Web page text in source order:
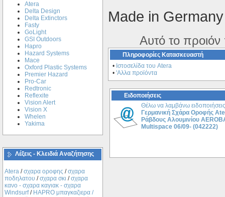
Atera
Delta Design
Delta Extinctors
Fasty
GoLight
GSI Outdoors
Hapro
Hazard Systems
Mace
Oxford Plastic Systems
Premier Hazard
Pro-Car
Redtronic
Reflexite
Vision Alert
Vision X
Whelen
Yakima
Λέξεις - Κλειδιά Αναζήτησης
Atera /σχαρα οροφης /σχαρα
ποδηλατου /σχαρα σκι /σχαρα
κανο - σχαρα καγιακ - σχαρα
Windsurf/ ΗΑPRO μπαγκαζιερα /
Made in Germany
Αυτό το
Πληροφορίες Κατασκευαστή
• Ιστοσελίδα του Atera
• 'Αλλα προϊόντα
Ειδοποιήσεις
Θέλω να λαμβάνω
Γερμανική Σχάρα Οροφής
Ράβδους Αλουμινίου
Multispace 06/09- (042222)